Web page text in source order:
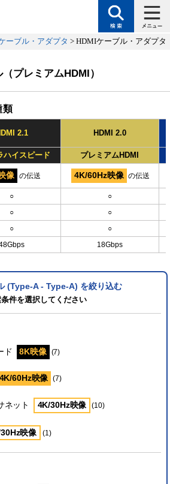
ーブル・アダプタ > HDMIケーブル・アダプタ
プレミアムHDMI）
類
2.1 HDMI 2.0
ハイスピード プレミアムHDMI
像 の伝送 4K/60Hz映像 の伝送
○ ○
○ ○
○ ○
18Gbps
(Type-A - Type-A) を絞り込む
件を選択してください
ド 8K映像 (7)
4K/60Hz映像 (7)
ネット 4K/30Hz映像 (10)
映像 (1)